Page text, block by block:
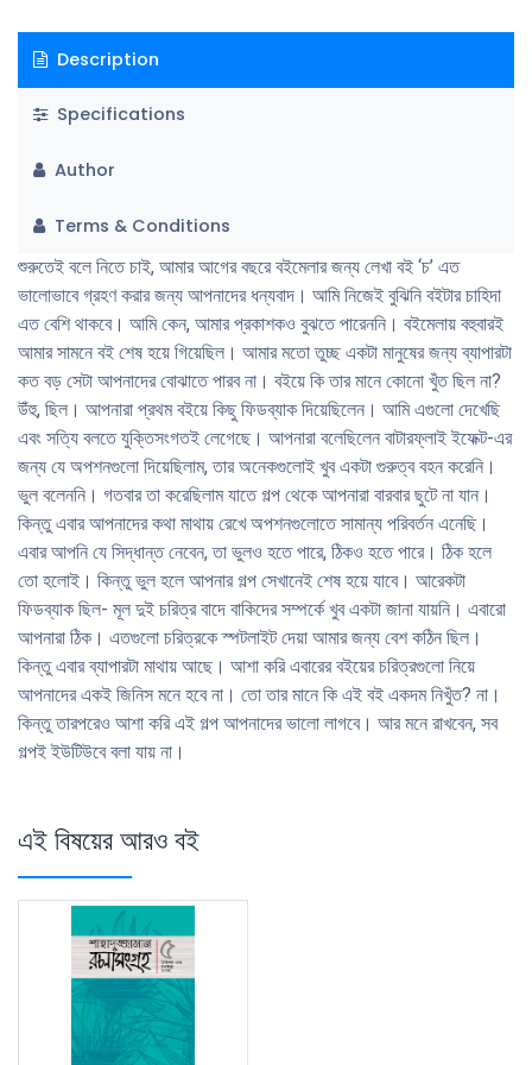
রাখবেন, সব গল্পই ইউটিউবে বলা যায় না।
Description
Specifications
Author
Terms & Conditions
শুরুতেই বলে নিতে চাই, আমার আগের বছরে বইমেলার জন্য লেখা বই ‘চ’ এত
ভালােভাবে গ্রহণ করার জন্য আপনাদের ধন্যবাদ। আমি নিজেই বুঝিনি বইটার চাহিদা
এত বেশি থাকবে। আমি কেন, আমার প্রকাশকও বুঝতে পারেননি। বইমেলায় বহুবারই
আমার সামনে বই শেষ হয়ে গিয়েছিল। আমার মতাে তুচ্ছ একটা মানুষের জন্য ব্যাপারটা
কত বড় সেটা আপনাদের বােঝাতে পারব না। বইয়ে কি তার মানে কোনাে খুঁত ছিল না?
উঁহু, ছিল। আপনারা প্রথম বইয়ে কিছু ফিডব্যাক দিয়েছিলেন। আমি এগুলাে দেখেছি
এবং সত্যি বলতে যুক্তিসংগতই লেগেছে। আপনারা বলেছিলেন বাটারফ্লাই ইফেক্ট-এর
জন্য যে অপশনগুলাে দিয়েছিলাম, তার অনেকগুলােই খুব একটা গুরুত্ব বহন করেনি।
ভুল বলেননি। গতবার তা করেছিলাম যাতে গল্প থেকে আপনারা বারবার ছুটে না যান।
কিন্তু এবার আপনাদের কথা মাথায় রেখে অপশনগুলােতে সামান্য পরিবর্তন এনেছি।
এবার আপনি যে সিদ্ধান্ত নেবেন, তা ভুলও হতে পারে, ঠিকও হতে পারে। ঠিক হলে
তাে হলােই। কিন্তু ভুল হলে আপনার গল্প সেখানেই শেষ হয়ে যাবে। আরেকটা
ফিডব্যাক ছিল- মূল দুই চরিত্র বাদে বাকিদের সম্পর্কে খুব একটা জানা যায়নি। এবারাে
আপনারা ঠিক। এতগুলাে চরিত্রকে স্পটলাইট দেয়া আমার জন্য বেশ কঠিন ছিল।
কিন্তু এবার ব্যাপারটা মাথায় আছে। আশা করি এবারের বইয়ের চরিত্রগুলাে নিয়ে
আপনাদের একই জিনিস মনে হবে না। তাে তার মানে কি এই বই একদম নিখুঁত? না।
কিন্তু তারপরেও আশা করি এই গল্প আপনাদের ভালাে লাগবে। আর মনে রাখবেন, সব
গল্পই ইউটিউবে বলা যায় না।
এই বিষয়ের আরও বই